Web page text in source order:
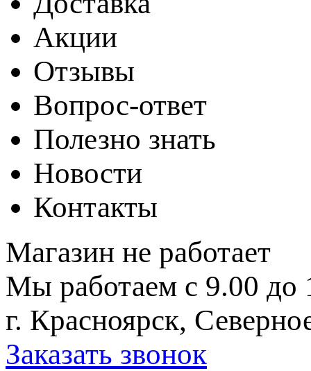
Акции
Отзывы
Вопрос-ответ
Полезно знать
Новости
Контакты
Магазин не работает
Мы работаем с 9.00 до
г. Красноярск,
Заказать звонок